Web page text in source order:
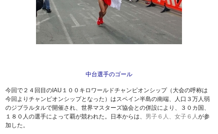
中台選手のゴール
今回で２４回目のIAU１００キロワールドチャンピオンシップ（大会の呼称は
今回よりチャンピオンシップとなった）はスペイン半島の南端、人口３万人弱
のジブラルタルで開催され、世界マスターズ協会との併設により、３０カ国、
１８０人の選手によって覇が競われた。日本からは、 男子６人、女子６人が参
加した。